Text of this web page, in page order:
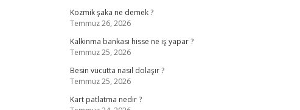
Kozmik şaka ne demek ?
Temmuz 26, 2026
Kalkınma bankası hisse ne iş yapar ?
Temmuz 25, 2026
Besin vücutta nasıl dolaşır ?
Temmuz 25, 2026
Kart patlatma nedir ?